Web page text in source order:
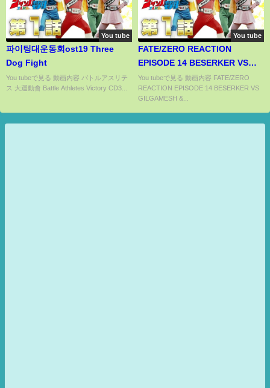
You tube
파이팅대운동회ost19 Three
Dog Fight
You tubeで見る 動画内容 バトルアスリテ
ス 大運動會 Battle Athletes Victory CD3...
You tube
FATE/ZERO REACTION
EPISODE 14 BESERKER VS
GILGAMESH & KARIYA VS
TOKIOMI ANIME (SUB)!
You tubeで見る 動画内容 FATE/ZERO
REACTION EPISODE 14 BESERKER VS
GILGAMESH &...